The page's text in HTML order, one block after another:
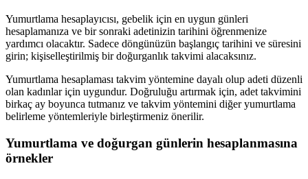
Yumurtlama hesaplayıcısı, gebelik için en uygun günleri
hesaplamanıza ve bir sonraki adetinizin tarihini öğrenmenize
yardımcı olacaktır. Sadece döngünüzün başlangıç ​​tarihini ve süresini
girin; kişiselleştirilmiş bir doğurganlık takvimi alacaksınız.
Yumurtlama hesaplaması takvim yöntemine dayalı olup adeti düzenli
olan kadınlar için uygundur. Doğruluğu artırmak için, adet takvimini
birkaç ay boyunca tutmanız ve takvim yöntemini diğer yumurtlama
belirleme yöntemleriyle birleştirmeniz önerilir.
Yumurtlama ve doğurgan günlerin hesaplanmasına
örnekler